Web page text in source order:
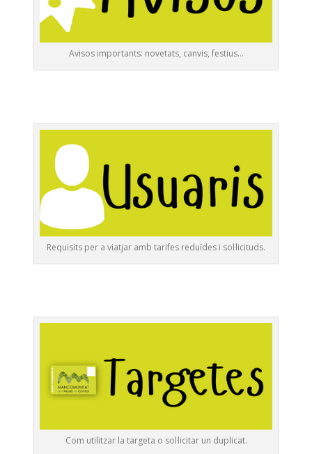
Avisos importants: novetats, canvis, festius…
Requisits per a viatjar amb tarifes reduïdes i sol·licituds.
Com utilitzar la targeta o sol·licitar un duplicat.